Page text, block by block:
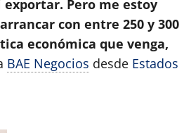
Pero me estoy
con entre 250 y 300
económica que venga,
BAE Negocios desde Estados